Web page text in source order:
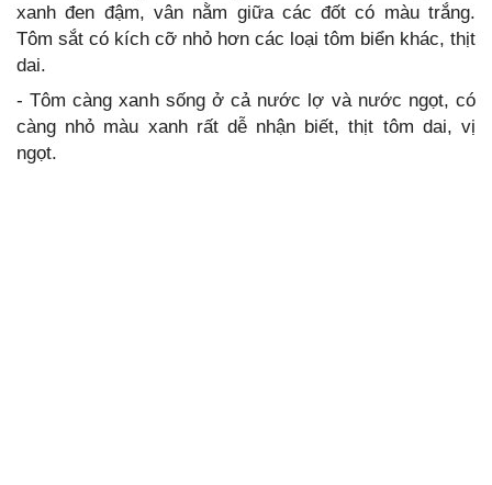
xanh đen đậm, vân nằm giữa các đốt có màu trắng.
Tôm sắt có kích cỡ nhỏ hơn các loại tôm biển khác, thịt
dai.
- Tôm càng xanh sống ở cả nước lợ và nước ngọt, có
càng nhỏ màu xanh rất dễ nhận biết, thịt tôm dai, vị
ngọt.